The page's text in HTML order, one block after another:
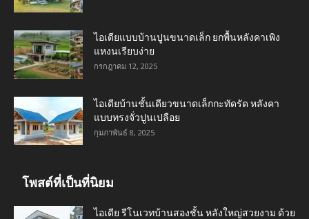
ไอเดียแบบบ้านปูนขนาดเล็ก ยกพื้นหลังคาเพิง
แหงนเรียบง่าย
กรกฎาคม 12, 2025
ไอเดียบ้านชั้นเดียวขนาดเล็กกะทัดรัด หลังคา
แบบทรงจั่วปูนเปลือย
กุมภาพันธ์ 8, 2025
โพสต์ที่เป็นที่นิยม
ไอเดีย รีโนเวทบ้านสองชั้น หลังใหญ่สวยงาม ด้วย